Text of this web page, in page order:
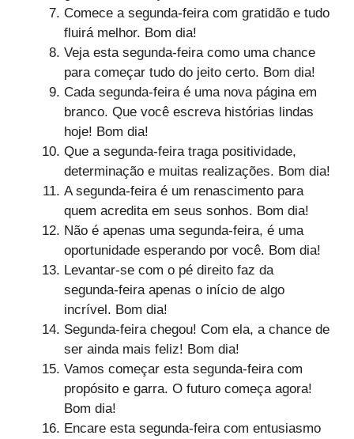
Comece a segunda-feira com gratidão e tudo
fluirá melhor. Bom dia!
Veja esta segunda-feira como uma chance
para começar tudo do jeito certo. Bom dia!
Cada segunda-feira é uma nova página em
branco. Que você escreva histórias lindas
hoje! Bom dia!
Que a segunda-feira traga positividade,
determinação e muitas realizações. Bom dia!
A segunda-feira é um renascimento para
quem acredita em seus sonhos. Bom dia!
Não é apenas uma segunda-feira, é uma
oportunidade esperando por você. Bom dia!
Levantar-se com o pé direito faz da
segunda-feira apenas o início de algo
incrível. Bom dia!
Segunda-feira chegou! Com ela, a chance de
ser ainda mais feliz! Bom dia!
Vamos começar esta segunda-feira com
propósito e garra. O futuro começa agora!
Bom dia!
Encare esta segunda-feira com entusiasmo